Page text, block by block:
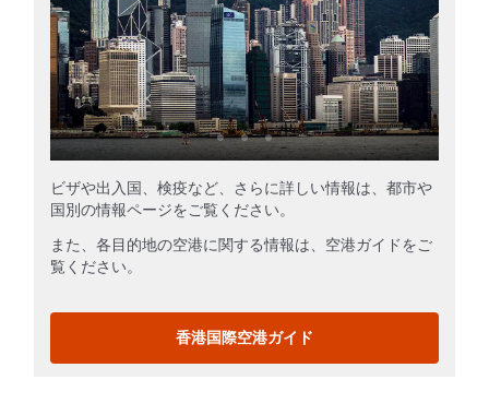
ビザや出入国、検疫など、さらに詳しい情報は、都市や
国別の情報ページをご覧ください。
また、各目的地の空港に関する情報は、空港ガイドをご
覧ください。
香港国際空港ガイド